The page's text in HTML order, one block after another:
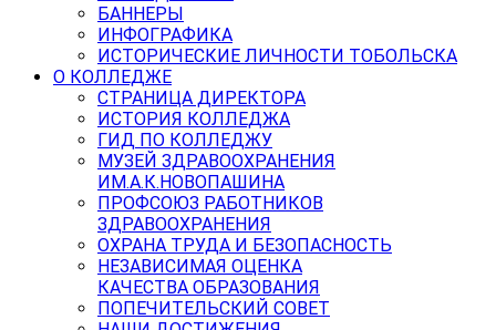
БАННЕРЫ
ИНФОГРАФИКА
ИСТОРИЧЕСКИЕ ЛИЧНОСТИ ТОБОЛЬСКА
О КОЛЛЕДЖЕ
СТРАНИЦА ДИРЕКТОРА
ИСТОРИЯ КОЛЛЕДЖА
ГИД ПО КОЛЛЕДЖУ
МУЗЕЙ ЗДРАВООХРАНЕНИЯ
ИМ.А.К.НОВОПАШИНА
ПРОФСОЮЗ РАБОТНИКОВ
ЗДРАВООХРАНЕНИЯ
ОХРАНА ТРУДА И БЕЗОПАСНОСТЬ
НЕЗАВИСИМАЯ ОЦЕНКА
КАЧЕСТВА ОБРАЗОВАНИЯ
ПОПЕЧИТЕЛЬСКИЙ СОВЕТ